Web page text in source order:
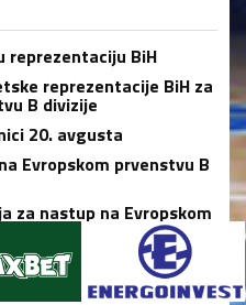
reprezentaciju BiH
reprezentacije BiH za
B divizije
20. avgusta
Evropskom prvenstvu B
za nastup na Evropskom